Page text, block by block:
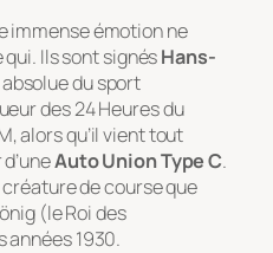
immense émotion ne
Ils sont signésHans-
du sport
des 24 Heures du
alors qu’il vient tout
Auto Union Type C.
de course que
(le Roi des
années 1930.